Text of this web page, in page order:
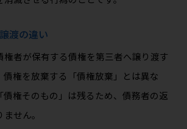
渡の違い
権者が保有する債権を第三者へ譲り渡す
債権を放棄する「債権放棄」とは異な
債権そのもの」は残るため、債務者の返
せん。